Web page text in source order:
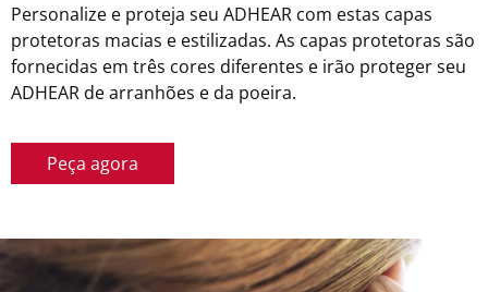
Personalize e proteja seu ADHEAR com estas capas
protetoras macias e estilizadas. As capas protetoras são
fornecidas em três cores diferentes e irão proteger seu
ADHEAR de arranhões e da poeira.
Peça agora